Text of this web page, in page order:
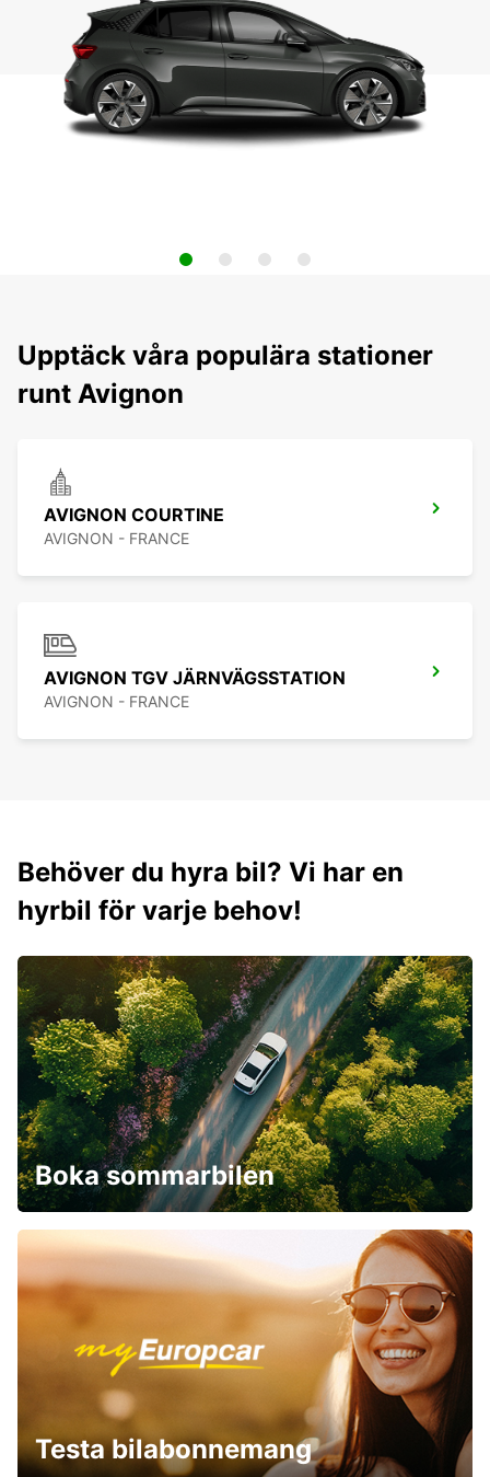
Upptäck våra populära stationer
runt Avignon
AVIGNON COURTINE
AVIGNON - FRANCE
AVIGNON TGV JÄRNVÄGSSTATION
AVIGNON - FRANCE
Behöver du hyra bil? Vi har en
hyrbil för varje behov!
Boka sommarbilen
Testa bilabonnemang